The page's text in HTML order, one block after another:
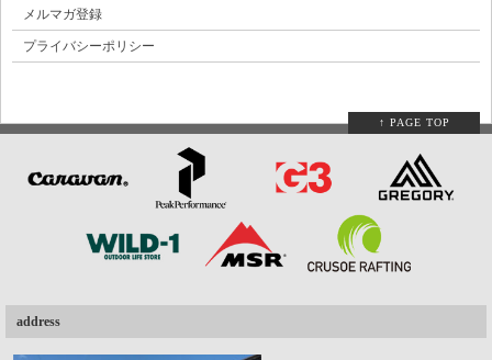
メルマガ登録
プライバシーポリシー
↑ PAGE TOP
address